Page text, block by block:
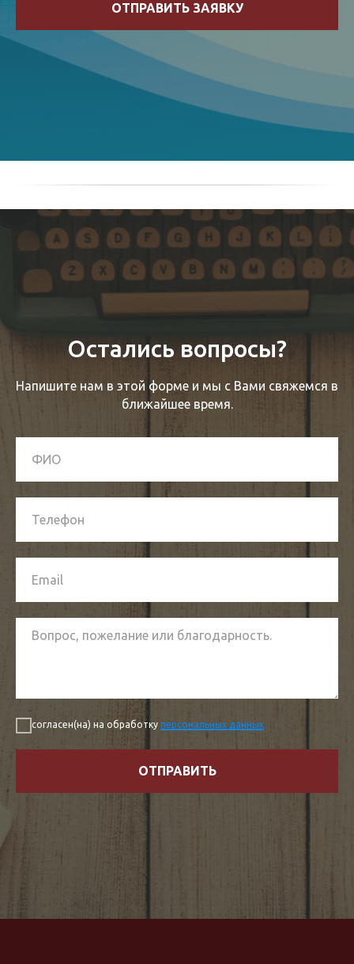
ОТПРАВИТЬ ЗАЯВКУ
Остались вопросы?
Напишите нам в этой форме и мы с Вами свяжемся в
ближайшее время.
согласен(на) на обработку персональных данных
ОТПРАВИТЬ